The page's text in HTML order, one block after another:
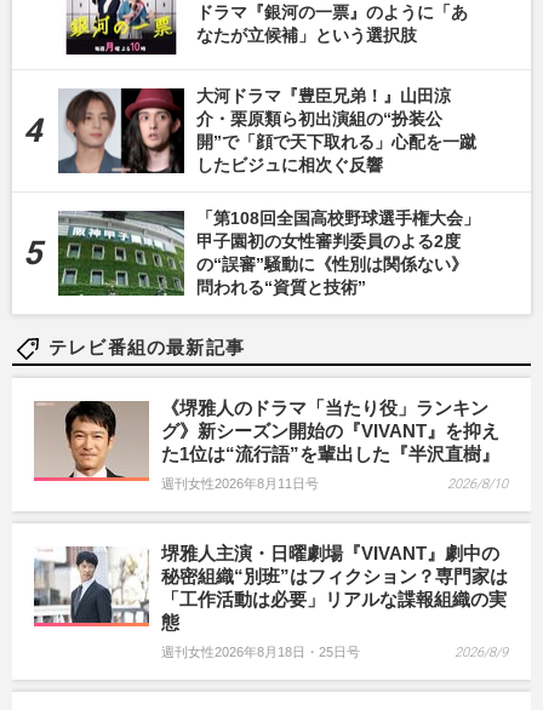
ドラマ『銀河の一票』のように「あ
なたが立候補」という選択肢
大河ドラマ『豊臣兄弟！』山田涼
介・栗原類ら初出演組の“扮装公
開”で「顔で天下取れる」心配を一蹴
したビジュに相次ぐ反響
「第108回全国高校野球選手権大会」
甲子園初の女性審判委員のよる2度
の“誤審”騒動に《性別は関係ない》
問われる“資質と技術”
テレビ番組の最新記事
《堺雅人のドラマ「当たり役」ランキン
グ》新シーズン開始の『VIVANT』を抑え
た1位は“流行語”を輩出した『半沢直樹』
週刊女性2026年8月11日号 2026/8/10
堺雅人主演・日曜劇場『VIVANT』劇中の
秘密組織“別班”はフィクション？専門家は
「工作活動は必要」リアルな諜報組織の実
態
週刊女性2026年8月18日・25日号 2026/8/9